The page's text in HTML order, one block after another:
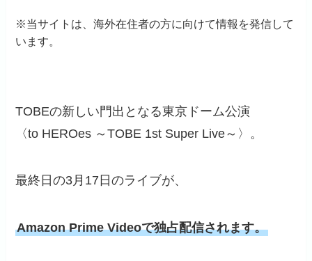
※当サイトは、海外在住者の方に向けて情報を発信して
います。
TOBEの新しい門出となる東京ドーム公演
〈to HEROes ～TOBE 1st Super Live～〉。
最終日の3月17日のライブが、
Amazon Prime Videoで独占配信されます。